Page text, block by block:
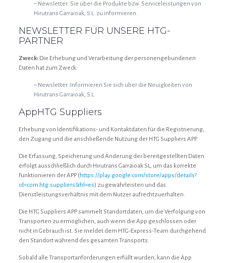
– Newsletter: Sie über die Produkte bzw. Serviceleistungen von
Hirutrans Garraioak, S.L. zu informieren.
NEWSLETTER FÜR UNSERE HTG-
PARTNER
Zweck: Die Erhebung und Verarbeitung der personengebundenen
Daten hat zum Zweck:
– Newsletter: Informieren Sie sich über die Neuigkeiten von
Hirutrans Garraioak, S.L.
AppHTG Suppliers
Erhebung von Identifikations- und Kontaktdaten für die Registrierung,
den Zugang und die anschließende Nutzung der HTG Suppliers APP.
Die Erfassung, Speicherung und Änderung der bereitgestellten Daten
erfolgt ausschließlich durch Hirutrans Garraioak SL, um das korrekte
Funktionieren der APP (https://play.google.com/store/apps/details?
id=com.htg.suppliers&hl=es) zu gewährleisten und das
Dienstleistungsverhältnis mit dem Nutzer aufrechtzuerhalten.
Die HTG Suppliers APP sammelt Standortdaten, um die Verfolgung von
Transporten zu ermöglichen, auch wenn die App geschlossen oder
nicht in Gebrauch ist. Sie meldet dem HTG-Express-Team durchgehend
den Standort während des gesamten Transports.
Sobald alle Transportanforderungen erfüllt wurden, kann die App